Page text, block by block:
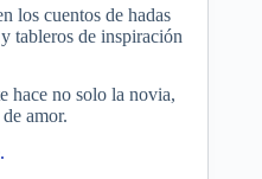
los cuentos de hadas
tableros de inspiración
hace no solo la novia,
amor.